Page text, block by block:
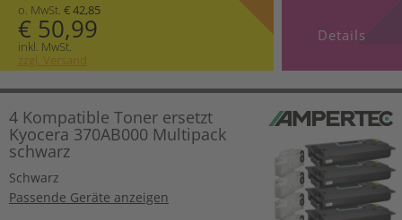
o. MwSt. € 42,85
€ 50,99
inkl. MwSt.
zzgl. Versand
Details
4 Kompatible Toner ersetzt
Kyocera 370AB000 Multipack
schwarz
Schwarz
Passende Geräte anzeigen